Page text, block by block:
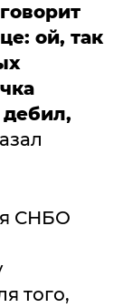
ой, так
СНБО
того,